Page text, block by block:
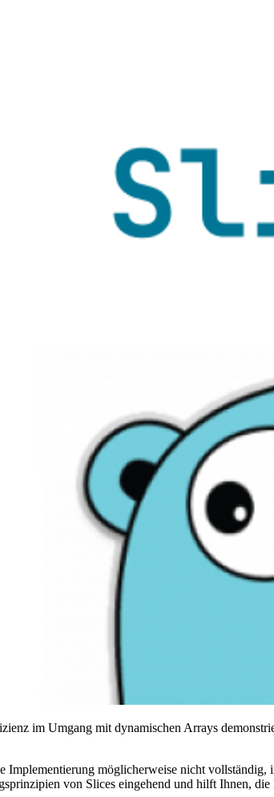
im Umgang mit dynamischen Arrays
möglicherweise nicht vollständig,
von Slices eingehend und hilft Ihnen,